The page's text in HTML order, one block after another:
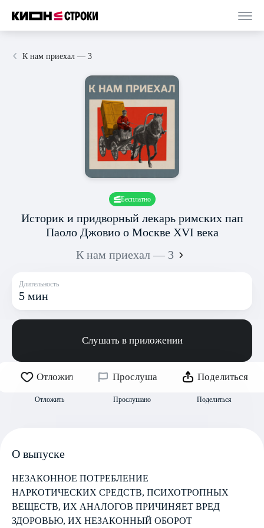
К нам приехал — 3
Бесплатно
Историк и придворный лекарь римских пап
Паоло Джовио о Москве XVI века
К нам приехал — 3
Длительность
5 мин
Слушать в приложении
Отложить
Отложить
Прослушано
Прослушано
Поделиться
Поделиться
О выпуске
НЕЗАКОННОЕ ПОТРЕБЛЕНИЕ
НАРКОТИЧЕСКИХ СРЕДСТВ, ПСИХОТРОПНЫХ
ВЕЩЕСТВ, ИХ АНАЛОГОВ ПРИЧИНЯЕТ ВРЕД
ЗДОРОВЬЮ, ИХ НЕЗАКОННЫЙ ОБОРОТ